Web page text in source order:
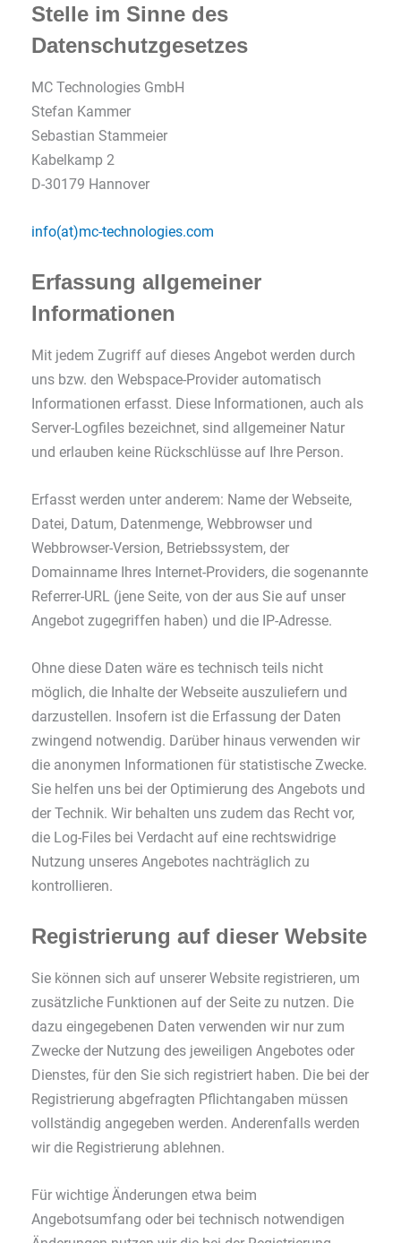
Stelle im Sinne des
Datenschutzgesetzes
MC Technologies GmbH
Stefan Kammer
Sebastian Stammeier
Kabelkamp 2
D-30179 Hannover
info(at)mc-technologies.com
Erfassung allgemeiner
Informationen
Mit jedem Zugriff auf dieses Angebot werden durch
uns bzw. den Webspace-Provider automatisch
Informationen erfasst. Diese Informationen, auch als
Server-Logfiles bezeichnet, sind allgemeiner Natur
und erlauben keine Rückschlüsse auf Ihre Person.
Erfasst werden unter anderem: Name der Webseite,
Datei, Datum, Datenmenge, Webbrowser und
Webbrowser-Version, Betriebssystem, der
Domainname Ihres Internet-Providers, die sogenannte
Referrer-URL (jene Seite, von der aus Sie auf unser
Angebot zugegriffen haben) und die IP-Adresse.
Ohne diese Daten wäre es technisch teils nicht
möglich, die Inhalte der Webseite auszuliefern und
darzustellen. Insofern ist die Erfassung der Daten
zwingend notwendig. Darüber hinaus verwenden wir
die anonymen Informationen für statistische Zwecke.
Sie helfen uns bei der Optimierung des Angebots und
der Technik. Wir behalten uns zudem das Recht vor,
die Log-Files bei Verdacht auf eine rechtswidrige
Nutzung unseres Angebotes nachträglich zu
kontrollieren.
Registrierung auf dieser Website
Sie können sich auf unserer Website registrieren, um
zusätzliche Funktionen auf der Seite zu nutzen. Die
dazu eingegebenen Daten verwenden wir nur zum
Zwecke der Nutzung des jeweiligen Angebotes oder
Dienstes, für den Sie sich registriert haben. Die bei der
Registrierung abgefragten Pflichtangaben müssen
vollständig angegeben werden. Anderenfalls werden
wir die Registrierung ablehnen.
Für wichtige Änderungen etwa beim
Angebotsumfang oder bei technisch notwendigen